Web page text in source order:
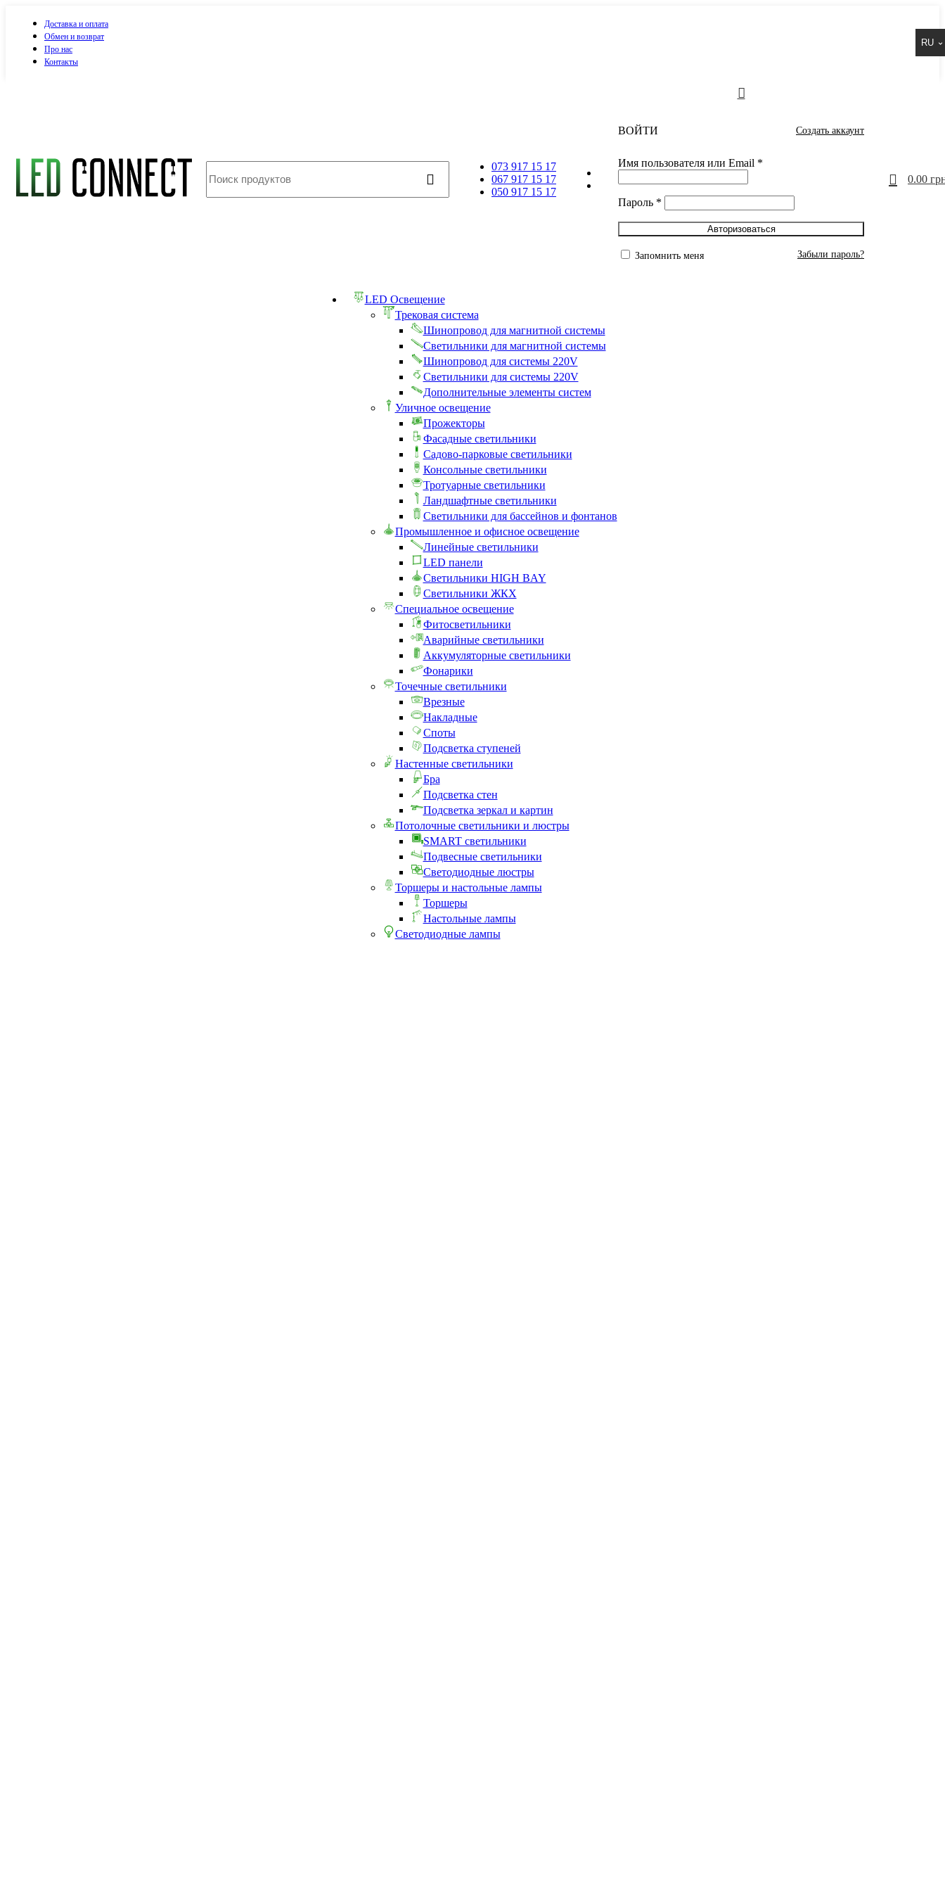
Доставка и оплата
Обмен и возврат
Про нас
Контакты
RU
073 917 15 17
067 917 15 17
050 917 15 17
ВОЙТИ Создать аккаунт
Имя пользователя или Email *
Пароль *
Авторизоваться
Забыли пароль?
Запомнить меня
0.00
LED Освещение
Трековая система
Шинопровод для магнитной системы
Светильники для магнитной системы
Шинопровод для системы 220V
Светильники для системы 220V
Дополнительные элементы систем
Уличное освещение
Прожекторы
Фасадные светильники
Садово-парковые светильники
Консольные светильники
Тротуарные светильники
Ландшафтные светильники
Светильники для бассейнов и фонтанов
Промышленное и офисное освещение
Линейные светильники
LED панели
Светильники HIGH BAY
Светильники ЖКХ
Специальное освещение
Фитосветильники
Аварийные светильники
Аккумуляторные светильники
Фонарики
Точечные светильники
Врезные
Накладные
Споты
Подсветка ступеней
Настенные светильники
Бра
Подсветка стен
Подсветка зеркал и картин
Потолочные светильники и люстры
SMART светильники
Подвесные светильники
Светодиодные люстры
Торшеры и настольные лампы
Торшеры
Настольные лампы
Светодиодные лампы